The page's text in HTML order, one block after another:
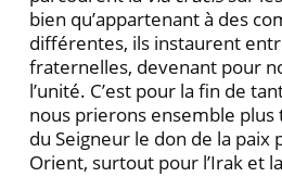
bien qu’appartenant à des
différentes, ils instaurent
fraternelles, devenant pour
l’unité. C’est pour la fin de
nous prierons ensemble
du Seigneur le don de la paix
Orient, surtout pour l’Irak et